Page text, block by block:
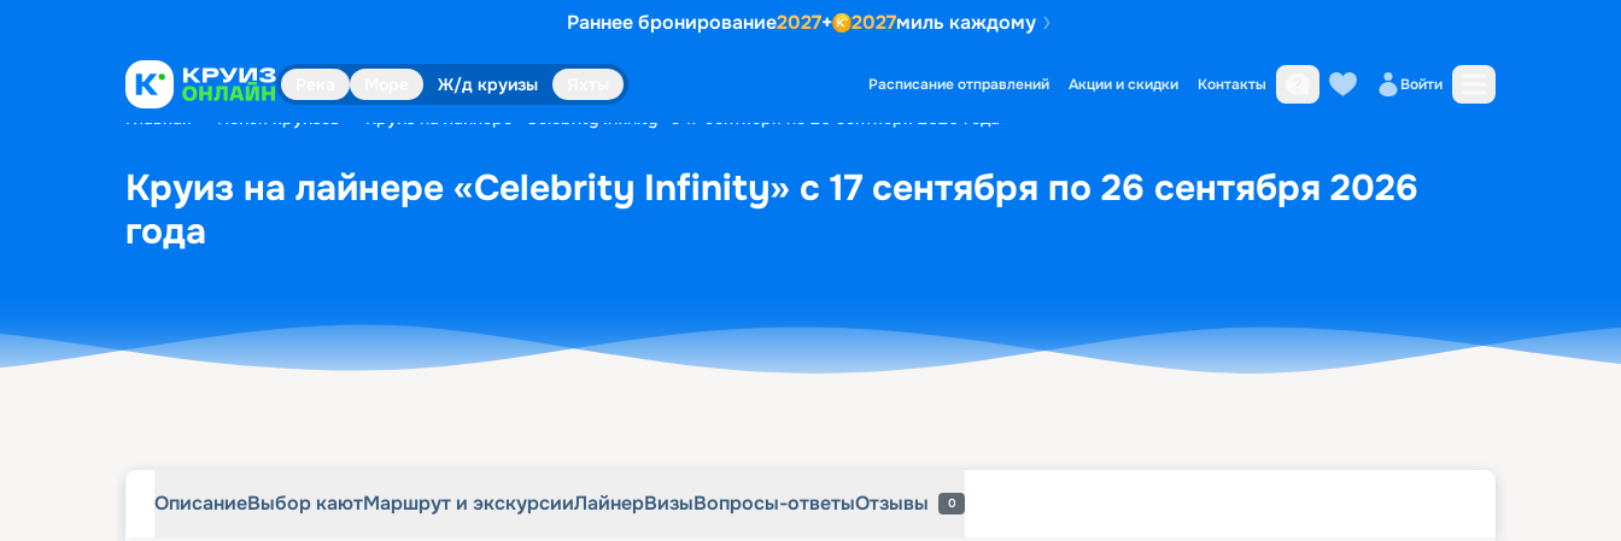
Раннее бронирование2027+ 2027миль каждому
Ж/д круизы Расписание отправлений Акции и скидки Контакты Войти
Главная Поиск круизов Круиз на лайнере «Celebrity Infinity» с 17 сентября по 26 сентября 2026 года
Круиз на лайнере «Celebrity Infinity» с 17 сентября по 26 сентября 2026
года
ОписаниеВыбор каютМаршрут и экскурсииЛайнерВизыВопросы-ответыОтзывы 0